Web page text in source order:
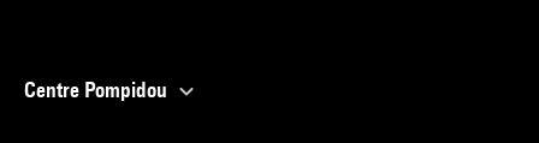
Centre Pompidou